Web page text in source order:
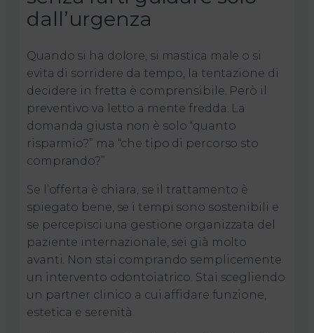
dall’urgenza
Quando si ha dolore, si mastica male o si
evita di sorridere da tempo, la tentazione di
decidere in fretta è comprensibile. Però il
preventivo va letto a mente fredda. La
domanda giusta non è solo “quanto
risparmio?” ma “che tipo di percorso sto
comprando?”
Se l’offerta è chiara, se il trattamento è
spiegato bene, se i tempi sono sostenibili e
se percepisci una gestione organizzata del
paziente internazionale, sei già molto
avanti. Non stai comprando semplicemente
un intervento odontoiatrico. Stai scegliendo
un partner clinico a cui affidare funzione,
estetica e serenità.